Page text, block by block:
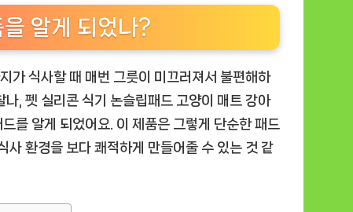
택”
알게 되었나?
가 식사할 때 매번 그릇이 미끄러져서 불편해하
나, 펫 실리콘 식기 논슬립패드 고양이 매트 강아
를 알게 되었어요. 이 제품은 그렇게 단순한 패드
사 환경을 보다 쾌적하게 만들어줄 수 있는 것 같